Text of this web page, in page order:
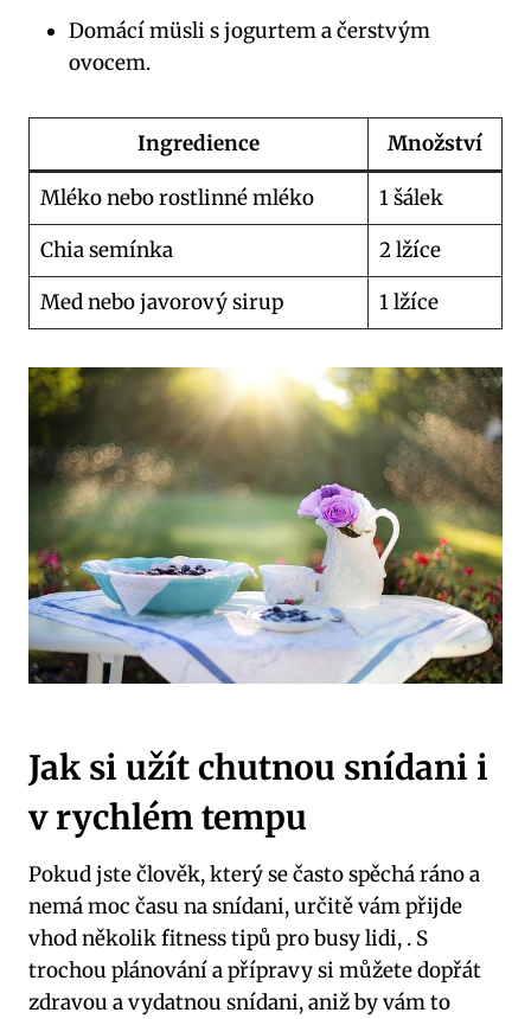
Domácí müsli s jogurtem a čerstvým
ovocem.
Ingredience Množství
Mléko nebo rostlinné mléko
1 šálek
Chia semínka
2 lžíce
Med nebo javorový sirup
1 lžíce
Jak si užít chutnou snídani i
v rychlém tempu
Pokud jste člověk, který se často spěchá ráno a
nemá moc času na snídani, určitě vám přijde
vhod několik fitness tipů pro busy lidi, . S
trochou plánování a přípravy si můžete dopřát
zdravou a vydatnou snídani, aniž by vám to